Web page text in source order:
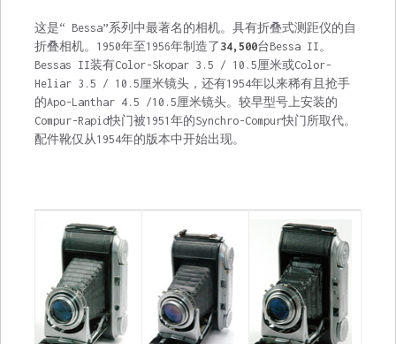
这是“ Bessa”系列中最著名的相机。具有折叠式测距仪的自
折叠相机。1950年至1956年制造了 34,500台Bessa II。
Bessas II装有Color-Skopar 3.5 / 10.5厘米或Color-
Heliar 3.5 / 10.5厘米镜头，还有1954年以来稀有且抢手
的Apo-Lanthar 4.5 /10.5厘米镜头。较早型号上安装的
Compur-Rapid快门被1951年的Synchro-Compur快门所取代。
配件靴仅从1954年的版本中开始出现。